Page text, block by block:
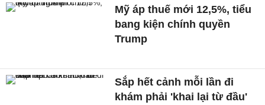
Mỹ áp thuế mới 12,5%, tiểu
bang kiện chính quyền
Trump
Sắp hết cảnh mỗi lần đi
khám phải 'khai lại từ đầu'